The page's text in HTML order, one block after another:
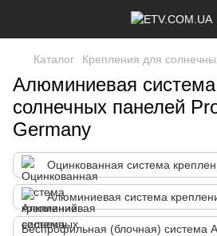
Каталог Крепления для
Алюминиевая
солнечных панелей
Germany
Алюминиевая система
Беспрофильная (блочная) система